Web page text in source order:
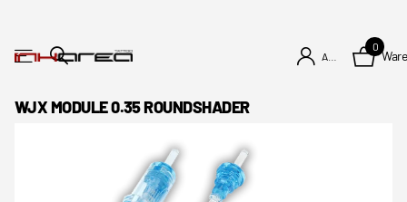
0
WJX MODULE 0.35 ROUNDSHADER